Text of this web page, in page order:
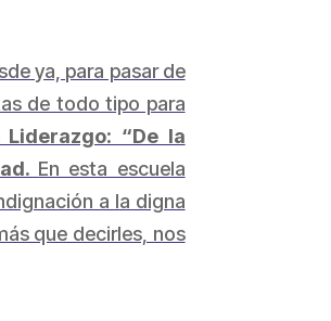
ya, para pasar de
de todo tipo para
“De la
En esta escuela
a la digna
que decirles, nos